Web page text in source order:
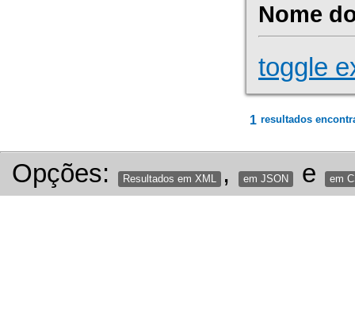
Nome
toggle
1 resultados
Opções: Resultados em XML , em JSON e em